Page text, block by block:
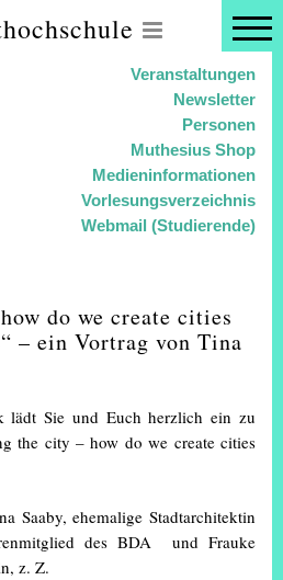
Veranstaltungen
Newsletter
Personen
Muthesius Shop
Medieninformationen
Vorlesungsverzeichnis
Webmail (Studierende)
do we create cities
– ein Vortrag von Tina
lädt Sie und Euch herzlich ein zu
the city – how do we create cities
Saaby, ehemalige Stadtarchitektin
des BDA und Frauke
z. Z.